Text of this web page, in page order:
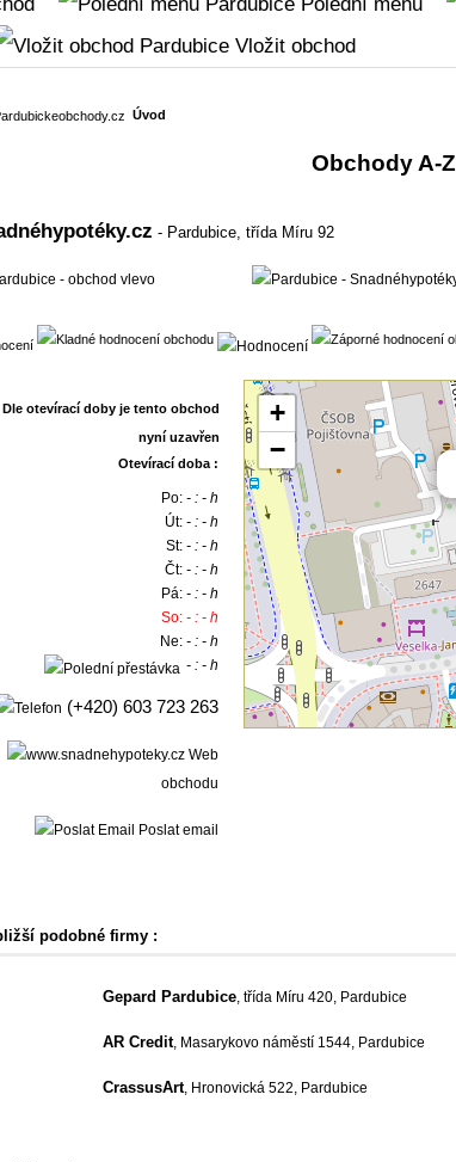
Vložit obchod
Úvod
Obchody A-Z
- Pardubice, třída Míru 92
Otevírací doba :
Po: - : - h
Út: - : - h
St: - : - h
Čt: - : - h
Pá: - : - h
So: - : - h
Ne: - : - h
- : - h
(+420) 603 723 263
Web
obchodu
Poslat email
+
−
podobné firmy :
Gepard Pardubice, třída Míru 420, Pardubice
AR Credit, Masarykovo náměstí 1544, Pardubice
CrassusArt, Hronovická 522, Pardubice